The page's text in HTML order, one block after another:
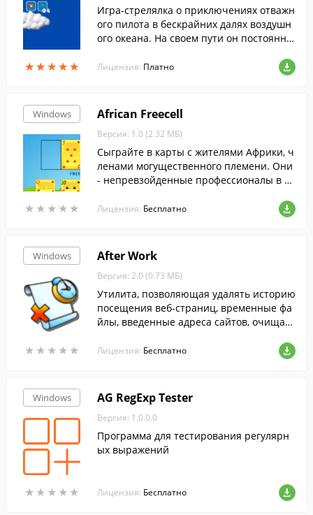
★★★★★
★★★★★
Игра-стрелялка о приключениях отважн
ого пилота в бескрайних далях воздушн
ого океана. На своем пути он постоянно
которые изо всех сил стараются ему по
Лицензия: Платно
Windows
★ ★ ★ ★ ★
★ ★ ★ ★ ★
African Freecell
Версия: 1.0 (2.32 МБ)
Сыграйте в карты с жителями Африки, ч
ленами могущественного племени. Они
- непревзойденные профессионалы в эт
мирно известных знатоков пасьянса.
Лицензия: Бесплатно
Windows
★ ★ ★ ★ ★
★ ★ ★ ★ ★
After Work
Версия: 2.0 (0.73 МБ)
Утилита, позволяющая удалять историю
посещения веб-страниц, временные фа
йлы, введенные адреса сайтов, очищать
ных программ.
Лицензия: Бесплатно
Windows
★ ★ ★ ★ ★
★ ★ ★ ★ ★
AG RegExp Tester
Версия: 1.0.0.0
Программа для тестирования регулярн
ых выражений
Лицензия: Бесплатно